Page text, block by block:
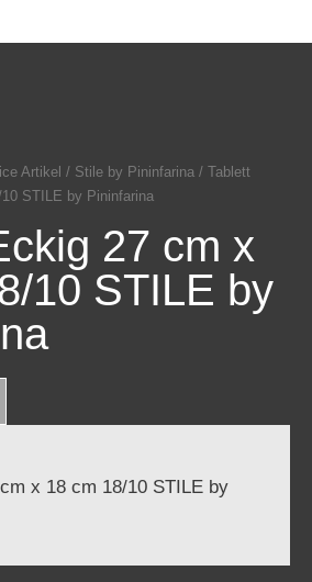
Artikel / Stile by Pininfarina / Tablett
STILE by Pininfarina
27 cm x
10 STILE by
x 18 cm 18/10 STILE by